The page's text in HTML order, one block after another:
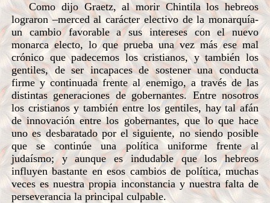
Como dijo Graetz, al morir Chintila los hebreos
lograron –merced al carácter electivo de la monarquía-
un cambio favorable a sus intereses con el nuevo
monarca electo, lo que prueba una vez más ese mal
crónico que padecemos los cristianos, y también los
gentiles, de ser incapaces de sostener una conducta
firme y continuada frente al enemigo, a través de las
distintas generaciones de gobernantes. Entre nosotros
los cristianos y también entre los gentiles, hay tal afán
de innovación entre los gobernantes, que lo que hace
uno es desbaratado por el siguiente, no siendo posible
que se continúe una política uniforme frente al
judaísmo; y aunque es indudable que los hebreos
influyen bastante en esos cambios de política, muchas
veces es nuestra propia inconstancia y nuestra falta de
perseverancia la principal culpable.